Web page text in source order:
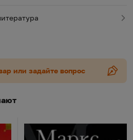
или задайте вопрос